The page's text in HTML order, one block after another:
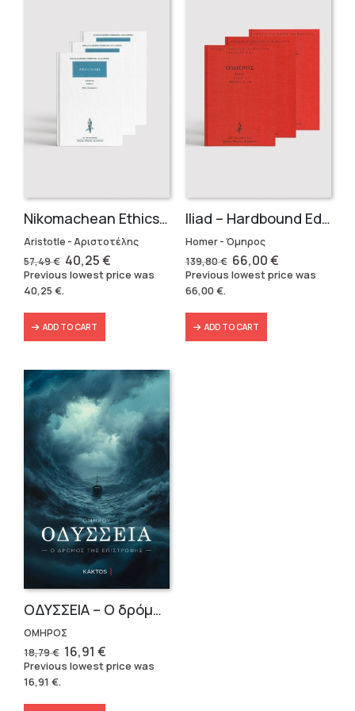
Nikomachean Ethics (3 volumes)
Aristotle - Αριστοτέλης
57,49€ Original
price
was:
57,49 €.
40,25€Current
price
is:
Previous lowest price was
40,25 €.
ADD TO CART
Iliad – Hardbound Edition
Homer - Όμηρος
139,80€ Original
price
was:
66,00€Current
price
is:
Previous lowest price was
66,00€.
ADD TO CART
OΔΥΣΣΕΙΑ – Ο δρόμος της επιστροφής
ΟΜΗΡΟΣ
18,79€ Original
price
was:
16,91 €Current
price
is:
Previous lowest price was
16,91 €.